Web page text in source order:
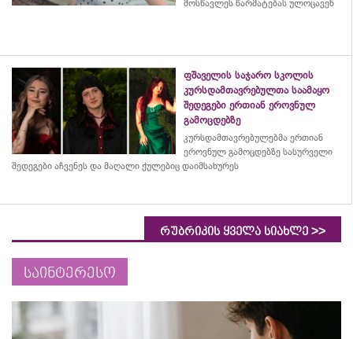
მოსწავლეს წარმატებას ულოცავენ
ფშაველის საჯარო სკოლის
კურსდამთავრებულთა საამაყო
შედეგები ერთიან ეროვნულ
გამოცდებზე
კურსდამთავრებულებმა ერთიან
ეროვნულ გამოცდებზე სასურველი
შედეგები აჩვენეს და მაღალი ქულებიც დაიმსახურეს
რუბრიკის ყველა სიახლე >>
საინტერესო